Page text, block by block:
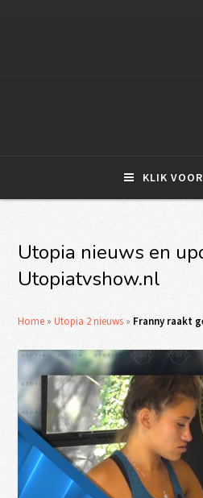
KLIK
Utopia nieuws en
Utopiatvshow.nl
Home »Utopia 2 nieuws » Franny raakt